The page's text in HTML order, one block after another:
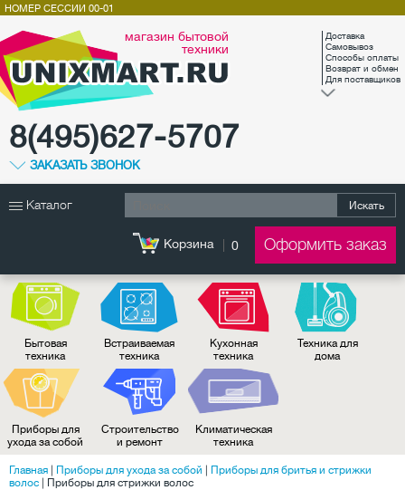
магазин бытовой
техники
8(495)627-5707
ЗАКАЗАТЬ ЗВОНОК
Доставка
Самовывоз
Способы оплаты
Возврат и обмен
Для поставщиков
НОМЕР СЕССИИ 00-01
Каталог Искать
Корзина 0 Оформить заказ
Бытовая
техника
Встраиваемая
техника
Кухонная
техника
Техника для
дома
Приборы для
ухода за собой
Строительство
и ремонт
Климатическая
техника
Главная Приборы для ухода за собой
Приборы для бритья и стрижки
волос
Приборы для стрижки волос